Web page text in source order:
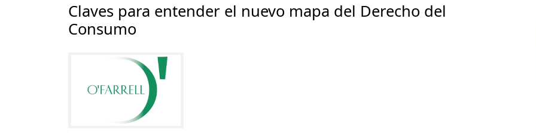
Claves para entender el nuevo mapa del Derecho del
Consumo